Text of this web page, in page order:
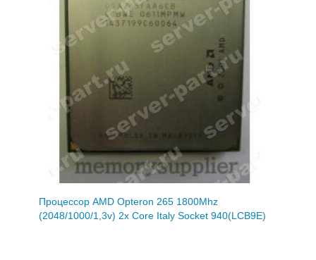
Процессор AMD Opteron 265 1800Mhz
(2048/1000/1,3v) 2x Core Italy Socket 940(LCB9E)